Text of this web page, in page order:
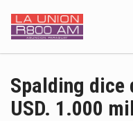
Spalding dice
USD. 1.000